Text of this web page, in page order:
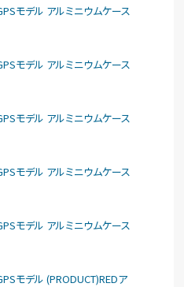
モデル アルミニウムケース
モデル アルミニウムケース
モデル アルミニウムケース
モデル アルミニウムケース
モデル アルミニウムケース
モデル (PRODUCT)REDア